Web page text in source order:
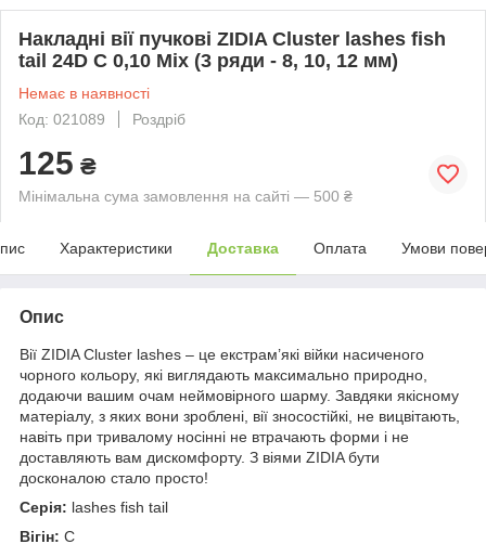
Накладні вії пучкові ZIDIA Cluster lashes fish
tail 24D C 0,10 Mix (3 ряди - 8, 10, 12 мм)
Немає в наявності
Код: 021089
Роздріб
125 ₴
Мінімальна сума замовлення на сайті — 500 ₴
Характеристики Доставка Оплата Умови
Опис
Вії ZIDIA Cluster lashes – це екстрам’які війки насиченого
чорного кольору, які виглядають максимально природно,
додаючи вашим очам неймовірного шарму. Завдяки якісному
матеріалу, з яких вони зроблені, вії зносостійкі, не вицвітають,
навіть при тривалому носінні не втрачають форми і не
доставляють вам дискомфорту. З віями ZIDIA бути
досконалою стало просто!
Серія: lashes fish tail
Вігін: C